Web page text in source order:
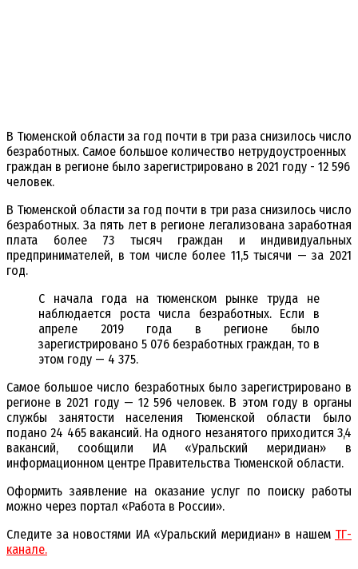
В Тюменской области за год почти в три раза снизилось число
безработных. Самое большое количество нетрудоустроенных
граждан в регионе было зарегистрировано в 2021 году - 12 596
человек.
В Тюменской области за год почти в три раза снизилось число
безработных. За пять лет в регионе легализована заработная
плата более 73 тысяч граждан и индивидуальных
предпринимателей, в том числе более 11,5 тысячи — за 2021
год.
С начала года на тюменском рынке труда не
наблюдается роста числа безработных. Если в
апреле 2019 года в регионе было
зарегистрировано 5 076 безработных граждан, то в
этом году — 4 375.
Самое большое число безработных было зарегистрировано в
регионе в 2021 году — 12 596 человек. В этом году в органы
службы занятости населения Тюменской области было
подано 24 465 вакансий. На одного незанятого приходится 3,4
вакансий, сообщили ИА «Уральский меридиан» в
информационном центре Правительства Тюменской области.
Оформить заявление на оказание услуг по поиску работы
можно через портал «Работа в России».
Следите за новостями ИА «Уральский меридиан» в нашем ТГ-
канале.